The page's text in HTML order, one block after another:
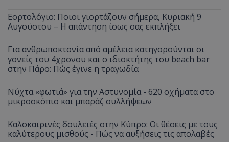
Εορτολόγιο: Ποιοι γιορτάζουν σήμερα, Κυριακή 9
Αυγούστου – Η απάντηση ίσως σας εκπλήξει
Για ανθρωποκτονία από αμέλεια κατηγορούνται οι
γονείς του 4χρονου και ο ιδιοκτήτης του beach bar
στην Πάρο: Πώς έγινε η τραγωδία
Νύχτα «φωτιά» για την Αστυνομία - 620 οχήματα στο
μικροσκόπιο και μπαράζ συλλήψεων
Καλοκαιρινές δουλειές στην Κύπρο: Οι θέσεις με τους
καλύτερους μισθούς - Πώς να αυξήσεις τις απολαβές